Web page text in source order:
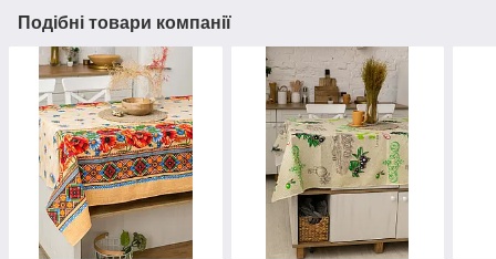
Подібні товари компанії